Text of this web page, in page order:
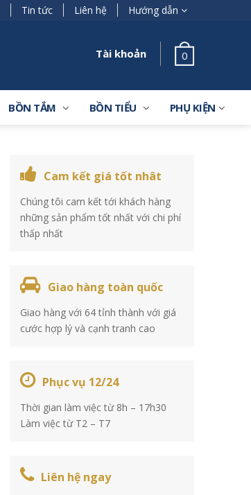
Tin tức Liên hệ Hướng dẫn
Tài khoản 0
BỒN TẮM BỒN TIỂU PHỤ KIỆN
Cam kết giá tốt nhât
Chúng tôi cam kết tới khách hàng
những sản phẩm tốt nhất với chi phí
thấp nhất
Giao hàng toàn quốc
Giao hàng với 64 tỉnh thành với giá
cước hợp lý và cạnh tranh cao
Phục vụ 12/24
Thời gian làm việc từ 8h – 17h30
Làm việc từ T2 – T7
Liên hệ ngay